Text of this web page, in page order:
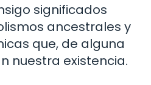
significados
ancestrales y
que, de alguna
nuestra existencia.